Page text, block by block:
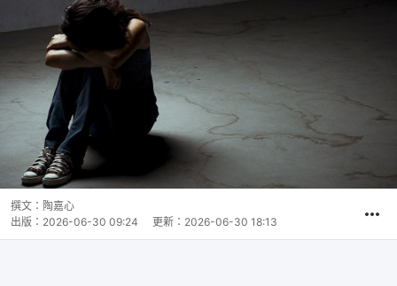
撰文： 陶嘉心
出版： 2026-06-30 09:24 更新： 2026-06-30 18:13